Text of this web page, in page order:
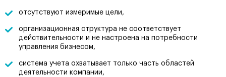
отсутствуют измеримые цели,
организационная структура не соответствует
действительности и не настроена на потребности
управления бизнесом,
система учета охватывает только часть областей
деятельности компании,